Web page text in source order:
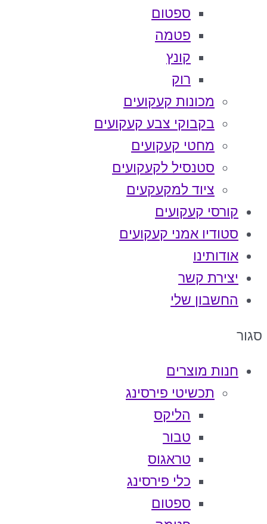
ספטום
פטמה
קונץ
רוק
מכונות קעקועים
בקבוקי צבע קעקועים
מחטי קעקועים
סטנסיל לקעקועים
ציוד למקעקעים
קורסי קעקועים
סטודיו אמני קעקועים
אודותינו
יצירת קשר
החשבון שלי
סגור
חנות מוצרים
תכשיטי פירסינג
הליקס
טבור
טראגוס
כלי פירסינג
ספטום